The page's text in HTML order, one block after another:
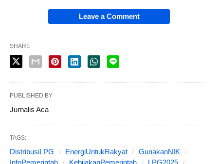
Leave a Comment
SHARE
PUBLISHED BY
Jurnalis Aca
TAGS:
DistribusiLPG EnergiUntukRakyat
GunakanNIK
InfoPemerintah
KebijakanPemerintah LPG2025